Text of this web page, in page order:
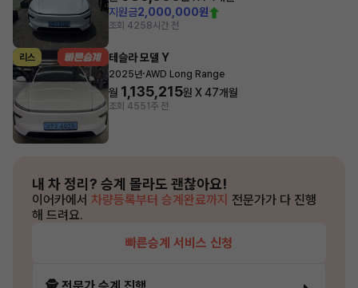
지원금2,000,000원
조회 4258시간 전
리스 테슬라 모델 Y
2025년·AWD Long Range
월 1,135,215원 X47개월
조회 4551주 전
내 차 정리? 승계 몰라도 괜찮아요!
이어카에서 차량등록부터 승계완료까지 전문가가 다 진행
해 드려요.
빠른승계 서비스 신청